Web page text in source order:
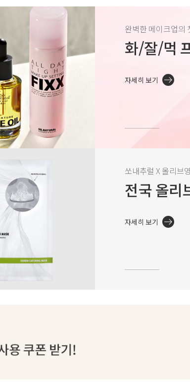
완벽한 메이크업의
화/잘/먹
자세히 보기
쏘내추럴 X 올리브영
전국 올리
자세히 보기